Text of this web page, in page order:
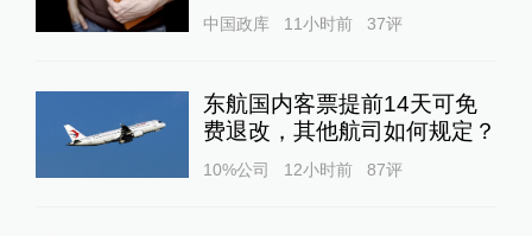
中国政库 11小时前 37评
东航国内客票提前14天可免
费退改，其他航司如何规定？
10%公司 12小时前 87评